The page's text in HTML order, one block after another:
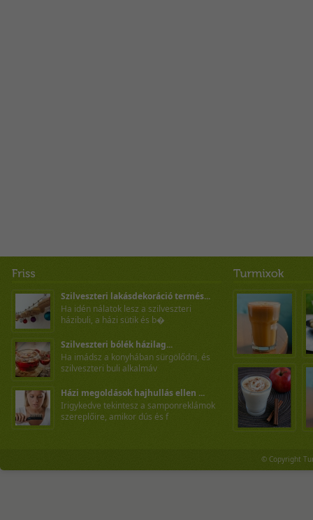
Szilveszteri lakásdekoráció termés...
Ha idén nálatok lesz a szilveszteri
házibuli, a házi sütik és b�
Szilveszteri bólék házilag...
Ha imádsz a konyhában sürgölődni, és
szilveszteri buli alkalmáv
Házi megoldások hajhullás ellen ...
Irigykedve tekintesz a samponreklámok
szereplőire, amikor dús és f
© Copyright